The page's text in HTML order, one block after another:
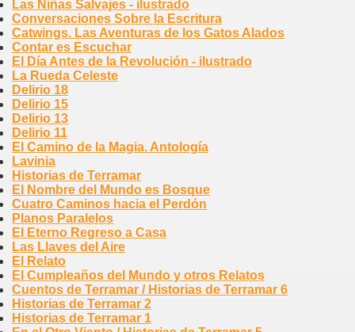
Las Niñas Salvajes - ilustrado
Conversaciones Sobre la Escritura
Catwings. Las Aventuras de los Gatos Alados
Contar es Escuchar
El Día Antes de la Revolución - ilustrado
La Rueda Celeste
Delirio 18
Delirio 15
Delirio 13
Delirio 11
El Camino de la Magia. Antología
Lavinia
Historias de Terramar
El Nombre del Mundo es Bosque
Cuatro Caminos hacia el Perdón
Planos Paralelos
El Eterno Regreso a Casa
Las Llaves del Aire
El Relato
El Cumpleaños del Mundo y otros Relatos
Cuentos de Terramar / Historias de Terramar 6
Historias de Terramar 2
Historias de Terramar 1